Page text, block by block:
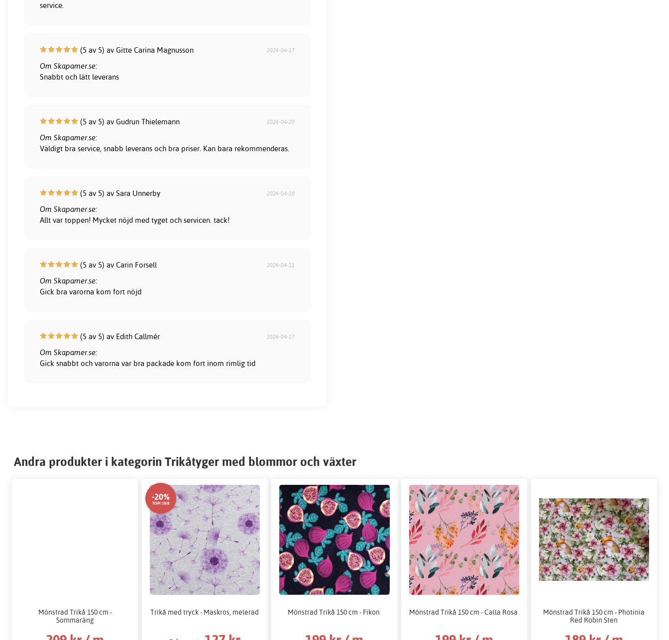
service.
(5 av 5) av Gitte Carina Magnusson 2026-04-17
Om Skapamer.se:
Snabbt och lätt leverans
(5 av 5) av Gudrun Thielemann 2026-04-20
Om Skapamer.se:
Väldigt bra service, snabb leverans och bra priser. Kan bara rekommenderas.
(5 av 5) av Sara Unnerby 2026-04-10
Om Skapamer.se:
Allt var toppen! Mycket nöjd med tyget och servicen. tack!
(5 av 5) av Carin Forsell 2026-04-11
Om Skapamer.se:
Gick bra varorna kom fort nöjd
(5 av 5) av Edith Callmér 2026-04-17
Om Skapamer.se:
Gick snabbt och varorna var bra packade kom fort inom rimlig tid
Andra produkter i kategorin Trikåtyger med blommor och växter
Mönstrad Trikå 150 cm -
Sommaräng
-20%
TOM 19/8
Trikå med tryck - Maskros, melerad Mönstrad Trikå 150 cm - Fikon Mönstrad Trikå 150 cm - Calla Rosa
Mönstrad Trikå 150 cm - Photinia
Red Robin Sten